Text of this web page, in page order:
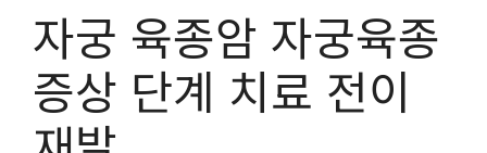
자궁 육종암 자궁육종
증상 단계 치료 전이